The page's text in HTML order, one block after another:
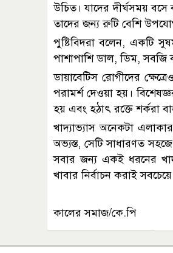
উচিত। যাদের দীর্ঘসময়
তাদের জন্য রুটি বেশি
পুষ্টিবিদরা বলেন, একটি
পাশাপাশি ডাল, ডিম, সবজি
ডায়াবেটিস রোগীদের
পরামর্শ দেওয়া হয়।
হয় এবং হঠাৎ রক্তে শর্করা
খাদ্যাভ্যাস অনেকটা
অভ্যস্ত, সেটি সাধারণত
সবার জন্য একই ধরনের
খাবার নির্বাচন করাই
কালের সমাজ/কে.পি